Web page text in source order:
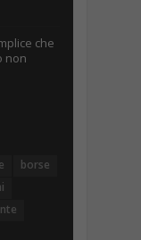
che
non
borse